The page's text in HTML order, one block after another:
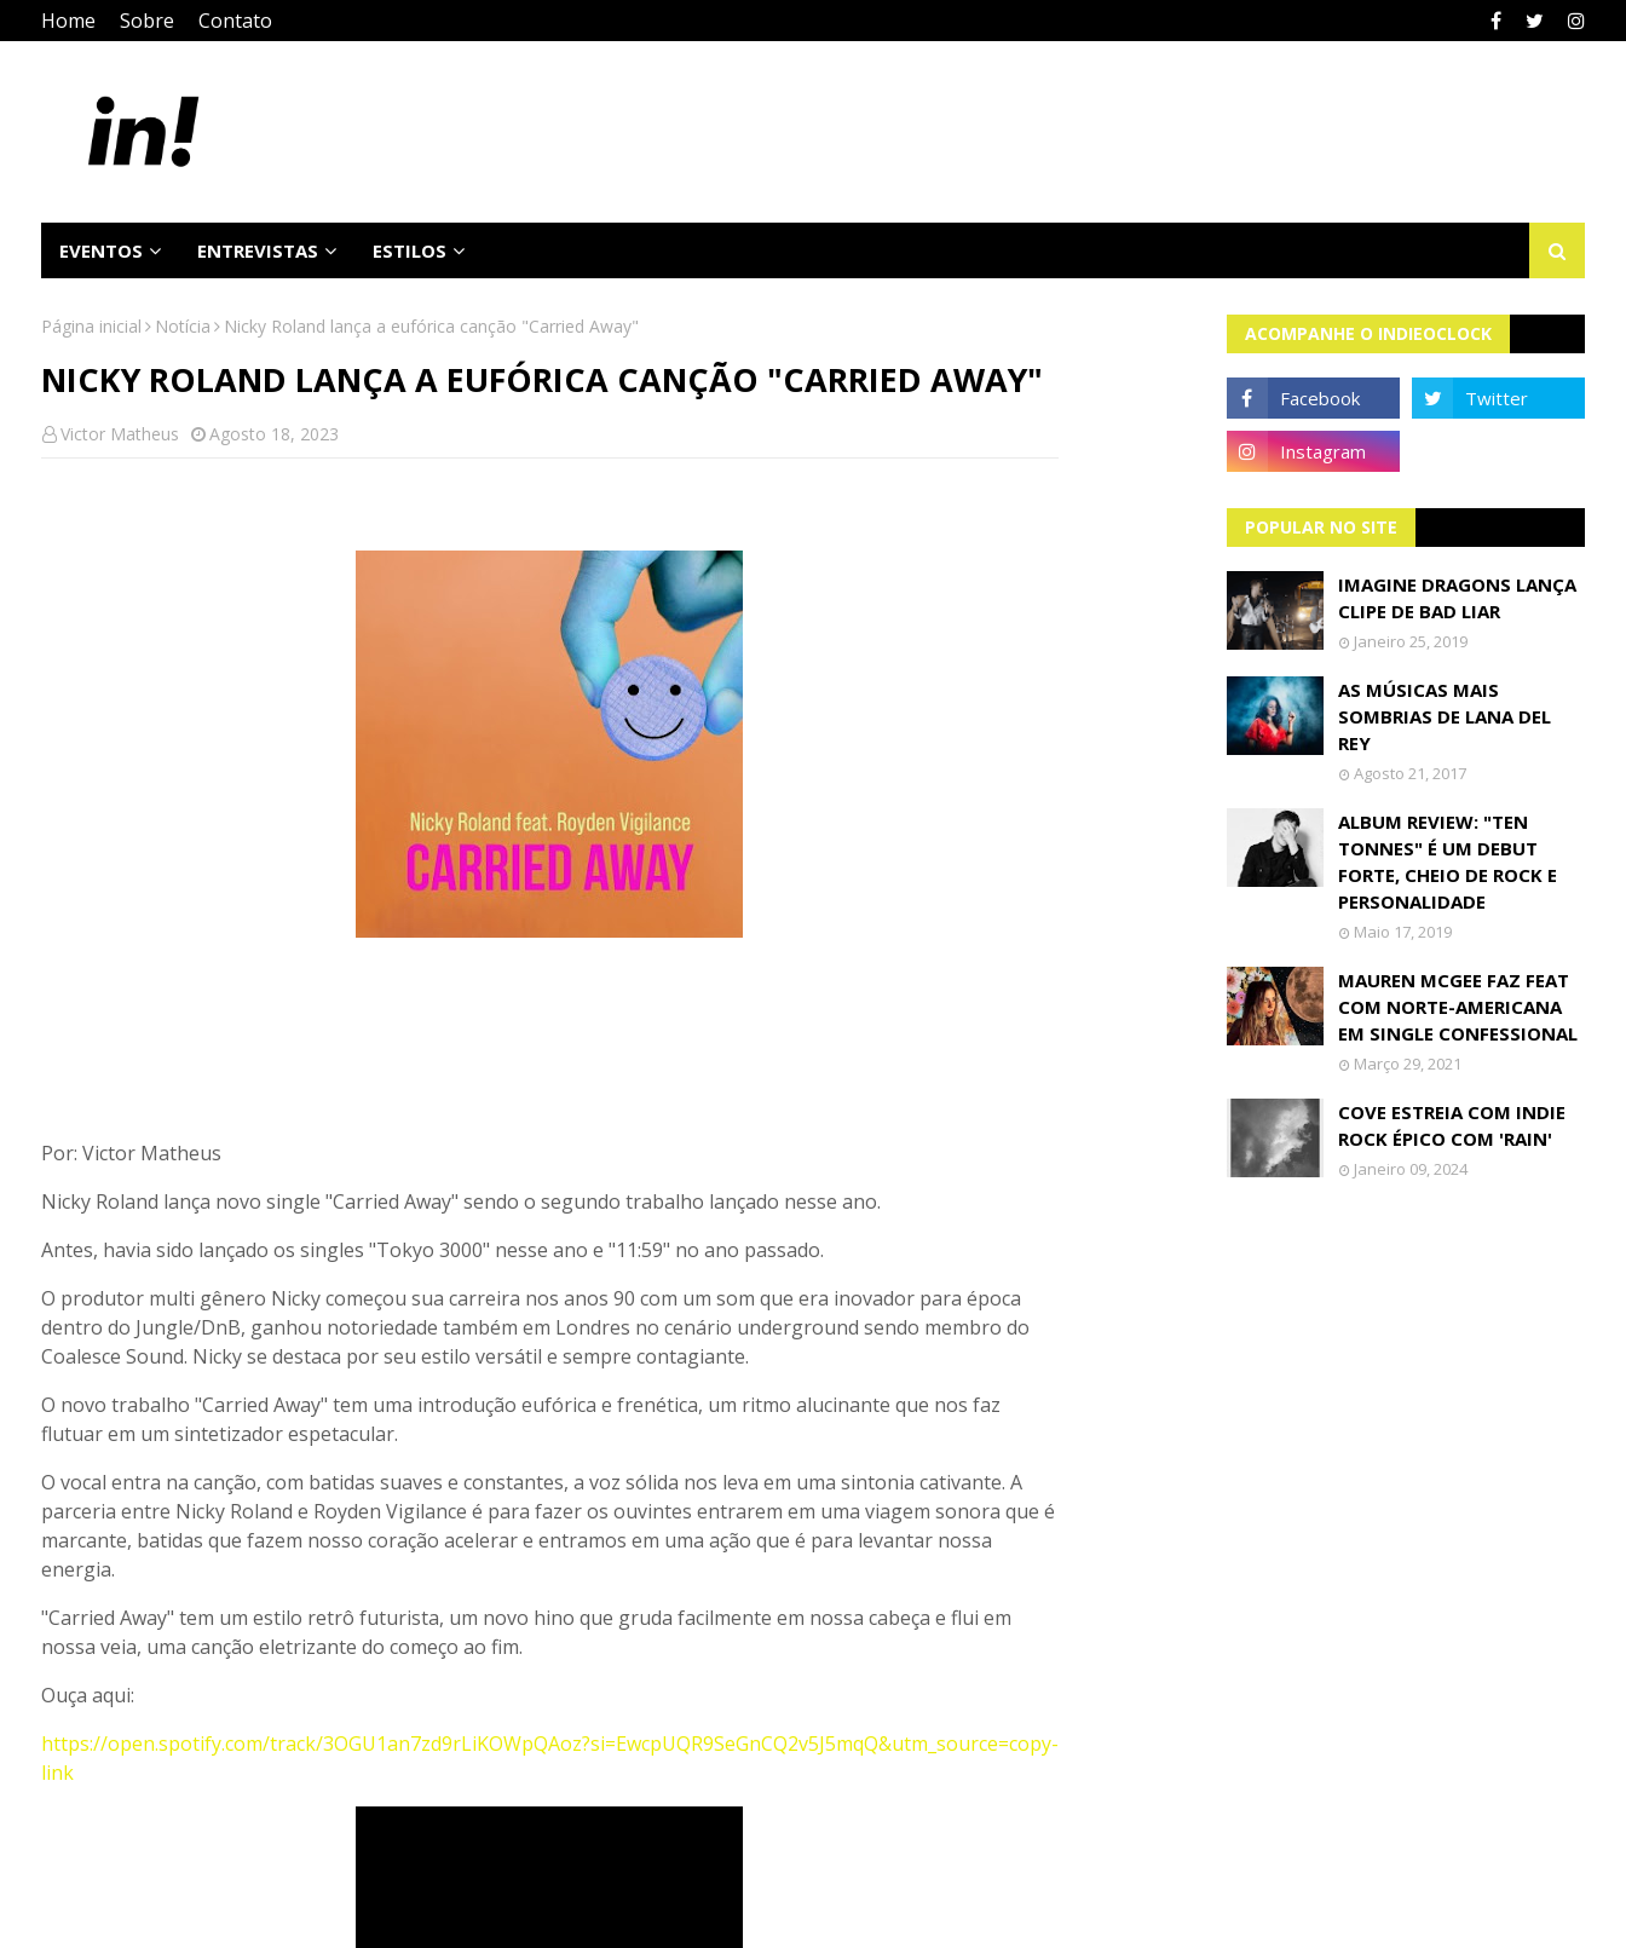
Home Sobre Contato
EVENTOS ENTREVISTAS ESTILOS
Página inicial Notícia Nicky Roland lança a eufórica canção "Carried Away"
NICKY ROLAND LANÇA A EUFÓRICA CANÇÃO "CARRIED AWAY"
Victor Matheus Agosto 18, 2023
Por: Victor Matheus
Nicky Roland lança novo single "Carried Away" sendo o segundo trabalho lançado nesse ano.
Antes, havia sido lançado os singles "Tokyo 3000" nesse ano e "11:59" no ano passado.
O produtor multi gênero Nicky começou sua carreira nos anos 90 com um som que era inovador para época
dentro do Jungle/DnB, ganhou notoriedade também em Londres no cenário underground sendo membro do
Coalesce Sound. Nicky se destaca por seu estilo versátil e sempre contagiante.
O novo trabalho "Carried Away" tem uma introdução eufórica e frenética, um ritmo alucinante que nos faz
flutuar em um sintetizador espetacular.
O vocal entra na canção, com batidas suaves e constantes, a voz sólida nos leva em uma sintonia cativante. A
parceria entre Nicky Roland e Royden Vigilance é para fazer os ouvintes entrarem em uma viagem sonora que é
marcante, batidas que fazem nosso coração acelerar e entramos em uma ação que é para levantar nossa
energia.
"Carried Away" tem um estilo retrô futurista, um novo hino que gruda facilmente em nossa cabeça e flui em
nossa veia, uma canção eletrizante do começo ao fim.
Ouça aqui:
https://open.spotify.com/track/3OGU1an7zd9rLiKOWpQAoz?si=EwcpUQR9SeGnCQ2v5J5mqQ&utm_source=copy-
link
ACOMPANHE O INDIEOCLOCK
POPULAR NO SITE
IMAGINE DRAGONS LANÇA
CLIPE DE BAD LIAR
Janeiro 25, 2019
AS MÚSICAS MAIS
SOMBRIAS DE LANA DEL
REY
Agosto 21, 2017
ALBUM REVIEW: "TEN
TONNES" É UM DEBUT
FORTE, CHEIO DE ROCK E
PERSONALIDADE
Maio 17, 2019
MAUREN MCGEE FAZ FEAT
COM NORTE-AMERICANA
EM SINGLE CONFESSIONAL
Março 29, 2021
COVE ESTREIA COM INDIE
ROCK ÉPICO COM 'RAIN'
Janeiro 09, 2024